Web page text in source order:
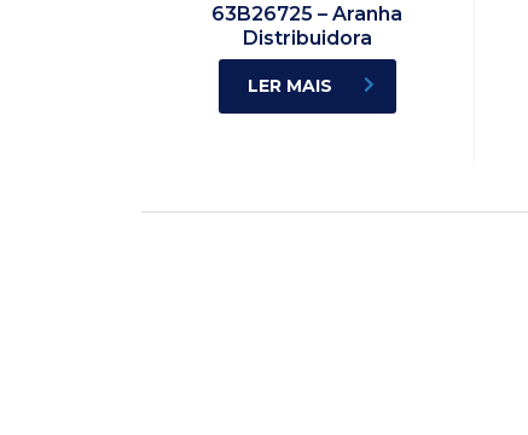
63B26725 – Aranha
Distribuidora
LER MAIS